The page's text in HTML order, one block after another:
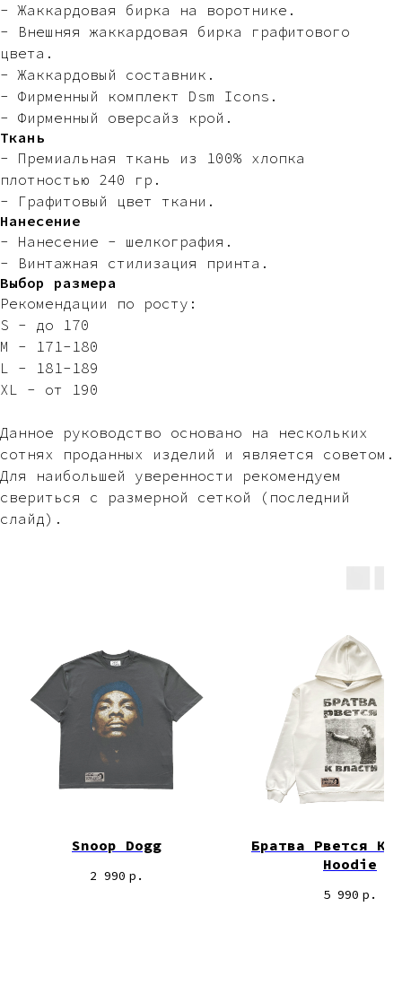
- Жаккардовая бирка на воротнике.
- Внешняя жаккардовая бирка графитового
цвета.
- Жаккардовый составник.
- Фирменный комплект Dsm Icons.
- Фирменный оверсайз крой.
Ткань
- Премиальная ткань из 100% хлопка
плотностью 240 гр.
- Графитовый цвет ткани.
Нанесение
- Нанесение - шелкография.
- Винтажная стилизация принта.
Выбор размера
Рекомендации по росту:
S - до 170
M - 171-180
L - 181-189
XL - от 190
Данное руководство основано на нескольких
сотнях проданных изделий и является советом.
Для наибольшей уверенности рекомендуем
свериться с размерной сеткой (последний
слайд).
Snoop Dogg
2 990 р.
Братва Рвется К
Hoodie
5 990 р.